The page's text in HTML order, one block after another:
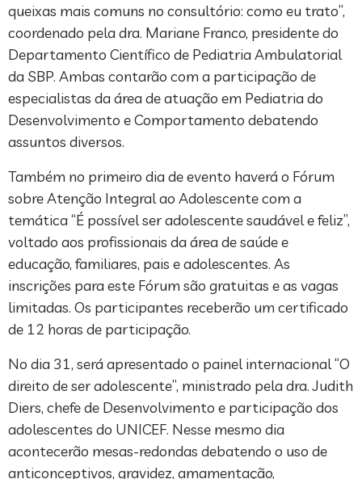
queixas mais comuns no consultório: como eu trato”,
coordenado pela dra. Mariane Franco, presidente do
Departamento Científico de Pediatria Ambulatorial
da SBP. Ambas contarão com a participação de
especialistas da área de atuação em Pediatria do
Desenvolvimento e Comportamento debatendo
assuntos diversos.
Também no primeiro dia de evento haverá o Fórum
sobre Atenção Integral ao Adolescente com a
temática “É possível ser adolescente saudável e feliz”,
voltado aos profissionais da área de saúde e
educação, familiares, pais e adolescentes. As
inscrições para este Fórum são gratuitas e as vagas
limitadas. Os participantes receberão um certificado
de 12 horas de participação.
No dia 31, será apresentado o painel internacional “O
direito de ser adolescente”, ministrado pela dra. Judith
Diers, chefe de Desenvolvimento e participação dos
adolescentes do UNICEF. Nesse mesmo dia
acontecerão mesas-redondas debatendo o uso de
anticonceptivos, gravidez, amamentação,